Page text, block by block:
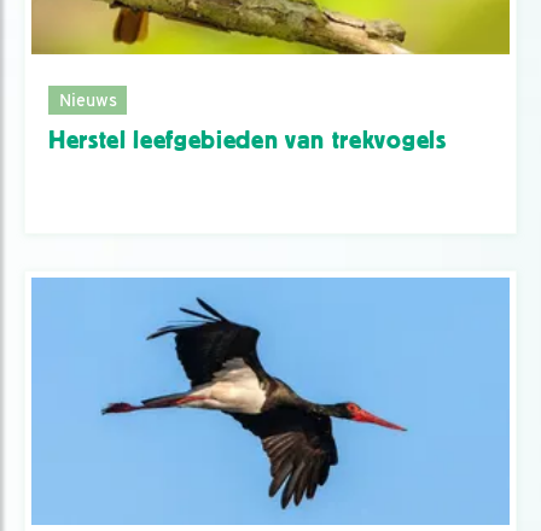
Nieuws
Herstel leefgebieden van trekvogels